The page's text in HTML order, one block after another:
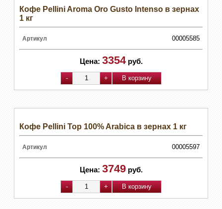
Кофе Pellini Aroma Oro Gusto Intenso в зернах
1 кг
Артикул 00005585
Цена: 3354 руб.
Кофе Pellini Top 100% Arabica в зернах 1 кг
Артикул 00005597
Цена: 3749 руб.